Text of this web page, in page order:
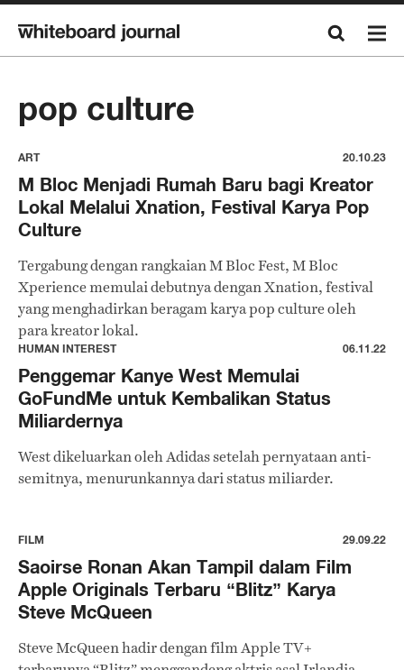
pop culture
ART 20.10.23
M Bloc Menjadi Rumah Baru bagi Kreator
Lokal Melalui Xnation, Festival Karya Pop
Culture
Tergabung dengan rangkaian M Bloc Fest, M Bloc
Xperience memulai debutnya dengan Xnation, festival
yang menghadirkan beragam karya pop culture oleh
para kreator lokal.
HUMAN INTEREST 06.11.22
Penggemar Kanye West Memulai
GoFundMe untuk Kembalikan Status
Miliardernya
West dikeluarkan oleh Adidas setelah pernyataan anti-
semitnya, menurunkannya dari status miliarder.
FILM 29.09.22
Saoirse Ronan Akan Tampil dalam Film
Apple Originals Terbaru “Blitz” Karya
Steve McQueen
Steve McQueen hadir dengan film Apple TV+